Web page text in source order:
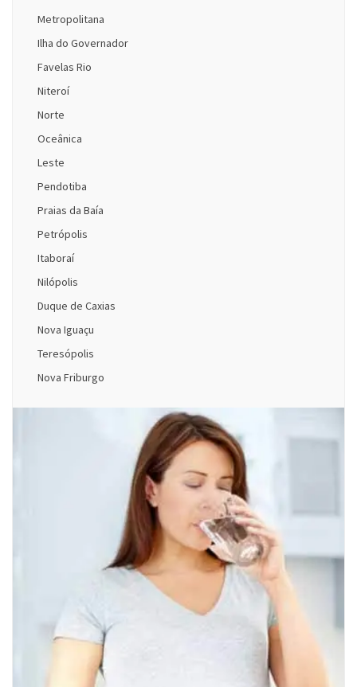
Metropolitana
Ilha do Governador
Favelas Rio
Niteroí
Norte
Oceânica
Leste
Pendotiba
Praias da Baía
Petrópolis
Itaboraí
Nilópolis
Duque de Caxias
Nova Iguaçu
Teresópolis
Nova Friburgo